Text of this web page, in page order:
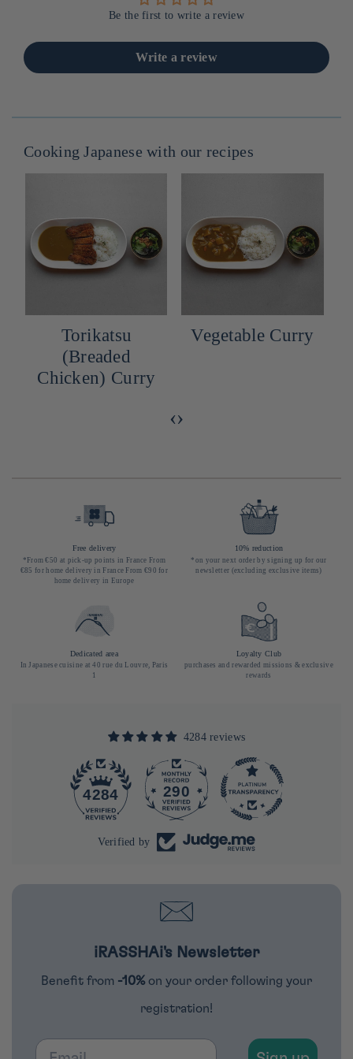
Be the first to write a review
Write a review
Cooking Japanese with our recipes
Torikatsu
(Breaded
Chicken) Curry
Vegetable Curry
‹›
Free delivery
*From €50 at pick-up points in France From
€85 for home delivery in France From €90 for
home delivery in Europe
10% reduction
*on your next order by signing up for our
newsletter (excluding exclusive items)
Dedicated area
In Japanese cuisine at 40 rue du Louvre, Paris
1
Loyalty Club
purchases and rewarded missions & exclusive
rewards
4284 reviews
4284 290
Verified by
iRASSHAi's Newsletter
Benefit from -10% on your order following your
registration!
Email